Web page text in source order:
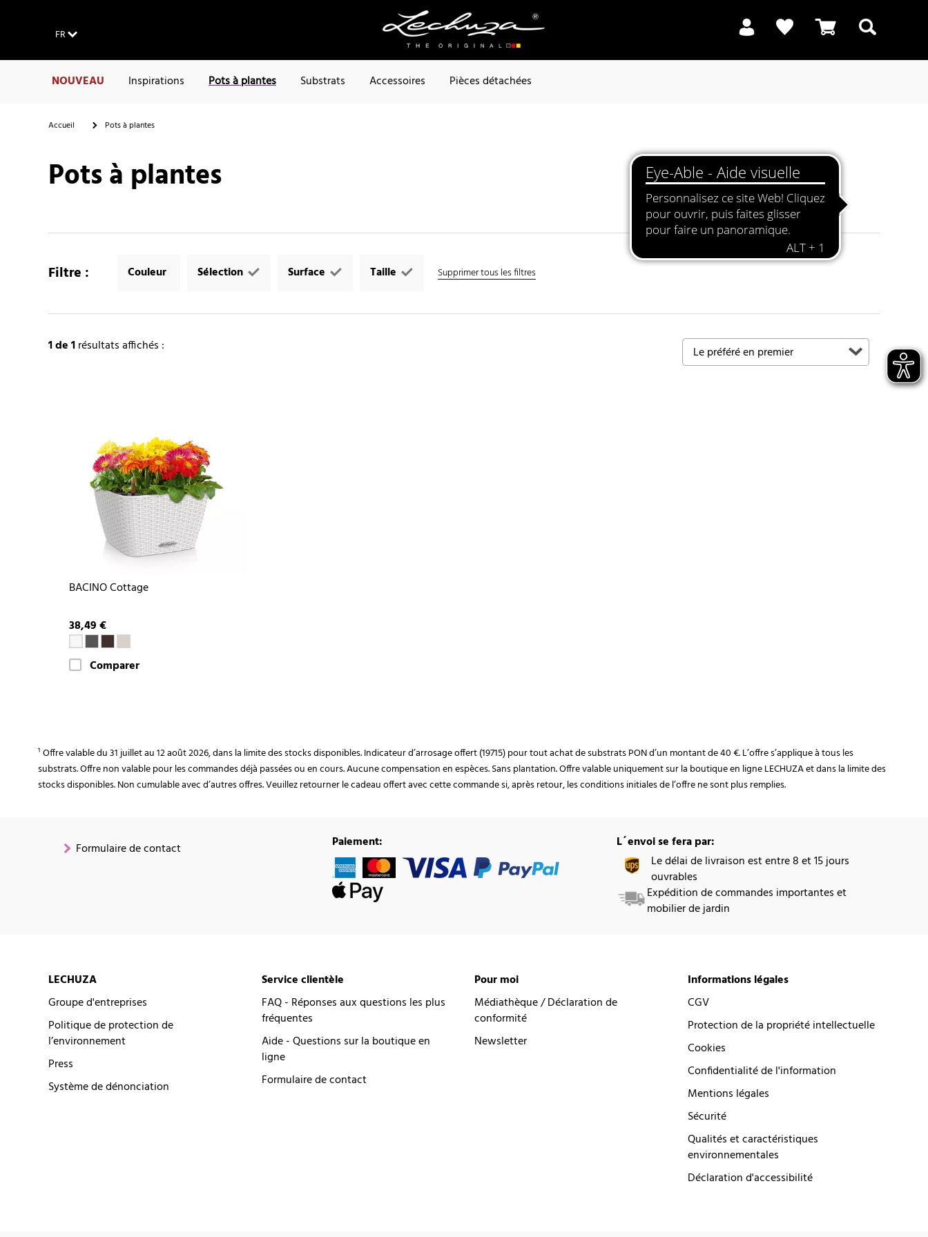
FR
NOUVEAU Inspirations Pots à plantes Substrats Accessoires Pièces détachées
Accueil Pots à plantes
Pots à plantes
Filtre : Couleur Sélection Surface Taille Supprimer tous les filtres
1de 1résultats affichés :
BACINO Cottage
38,49 €
Comparer
¹ Offre valable du 31 juillet au 12 août 2026, dans la limite des stocks disponibles. Indicateur d’arrosage offert (19715) pour tout achat de substrats PON d’un montant de 40 €. L’offre s’applique à tous les
substrats. Offre non valable pour les commandes déjà passées ou en cours. Aucune compensation en espèces. Sans plantation. Offre valable uniquement sur la boutique en ligne LECHUZA et dans la limite des
stocks disponibles. Non cumulable avec d’autres offres. Veuillez retourner le cadeau offert avec cette commande si, après retour, les conditions initiales de l’offre ne sont plus remplies.
Formulaire de contact Paiement:
L´envoi se fera par:
Le délai de livraison est entre 8 et 15 jours
ouvrables
Expédition de commandes importantes et
mobilier de jardin
LECHUZA
Groupe d'entreprises
Politique de protection de
l’environnement
Press
Système de dénonciation
Service clientèle
FAQ - Réponses aux questions les plus
fréquentes
Aide - Questions sur la boutique en
ligne
Formulaire de contact
Pour moi
Médiathèque / Déclaration de
conformité
Newsletter
Informations légales
CGV
Protection de la propriété intellectuelle
Cookies
Confidentialité de l'information
Mentions légales
Sécurité
Qualités et caractéristiques
environnementales
Déclaration d'accessibilité